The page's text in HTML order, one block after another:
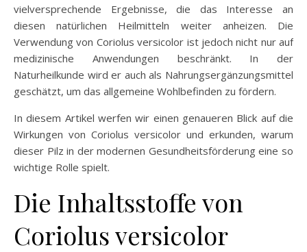
vielversprechende Ergebnisse, die das Interesse an
diesen natürlichen Heilmitteln weiter anheizen. Die
Verwendung von Coriolus versicolor ist jedoch nicht nur auf
medizinische Anwendungen beschränkt. In der
Naturheilkunde wird er auch als Nahrungsergänzungsmittel
geschätzt, um das allgemeine Wohlbefinden zu fördern.
In diesem Artikel werfen wir einen genaueren Blick auf die
Wirkungen von Coriolus versicolor und erkunden, warum
dieser Pilz in der modernen Gesundheitsförderung eine so
wichtige Rolle spielt.
Die Inhaltsstoffe von
Coriolus versicolor